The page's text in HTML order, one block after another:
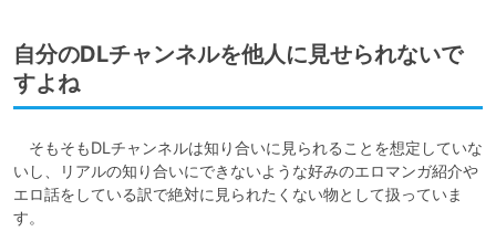
自分のDLチャンネルを他人に見せられないで
すよね
そもそもDLチャンネルは知り合いに見られることを想定していな
いし、リアルの知り合いにできないような好みのエロマンガ紹介や
エロ話をしている訳で絶対に見られたくない物として扱っていま
す。